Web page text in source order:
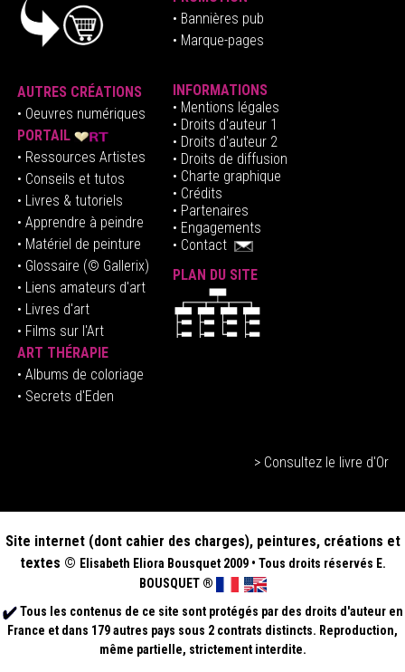
• Bannières pub
• Marque-pages
AUTRES CRÉATIONS
• Oeuvres numériques
PORTAIL
• Ressources Artistes
• Conseils et tutos
• Livres & tutoriels
• Apprendre à peindre
• Matériel de peinture
• Glossaire (© Gallerix)
• Liens amateurs d'art
• Livres d'art
• Films sur l'Art
ART THÉRAPIE
• Albums de coloriage
• Secrets d'Eden
INFORMATIONS
• Mentions légales
• Droits d'auteur1
• Droits d'auteur 2
• Droits de diffusion
• Charte graphique
• Crédits
• Partenaires
• Engagements
• Contact
PLAN DU SITE
> Consultez le livre d'Or
Site internet (dont cahier des charges), peintures, créations et
textes © Elisabeth Eliora Bousquet 2009 • Tous droits réservés E.
BOUSQUET ®
Tous les contenus de ce site sont protégés par des droits d'auteur en
France et dans 179 autres pays sous 2 contrats distincts. Reproduction,
même partielle, strictement interdite.